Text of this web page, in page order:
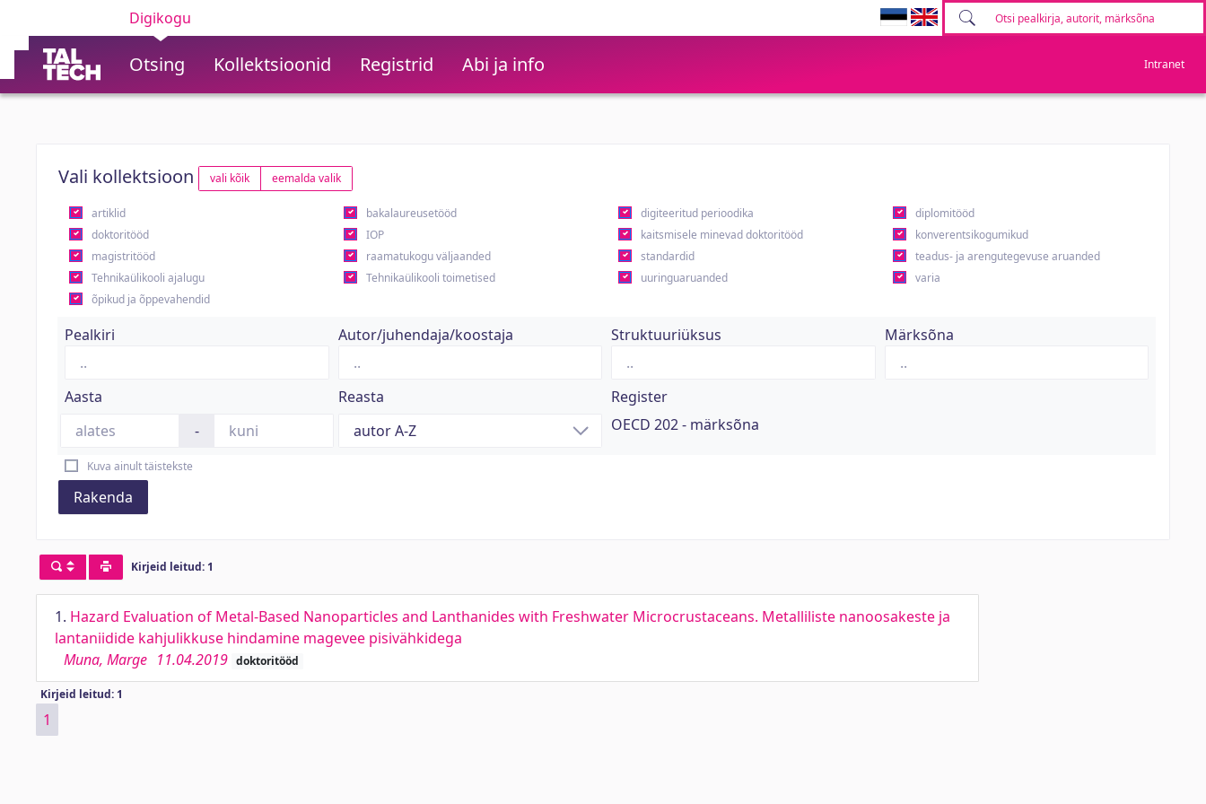
Digikogu
Otsing Kollektsioonid Registrid Abi ja info Intranet
Vali kollektsioon vali kõik eemalda valik
artiklid bakalaureusetööd digiteeritud perioodika
diplomitööd
doktoritööd
IOP kaitsmisele minevad doktoritööd
konverentsikogumikud
magistritööd
raamatukogu väljaanded standardid
teadus- ja arengutegevuse aruanded
Tehnikaülikooli ajalugu
Tehnikaülikooli toimetised uuringuaruanded
varia
õpikud ja õppevahendid
Pealkiri Autor/juhendaja/koostaja Struktuuriüksus Märksõna
Aasta
-
Reasta
Register
OECD 202 - märksõna
Kuva ainult täistekste
Rakenda
Kirjeid leitud: 1
1. Hazard Evaluation of Metal-Based Nanoparticles and Lanthanides with Freshwater Microcrustaceans. Metalliliste nanoosakeste ja
lantaniidide kahjulikkuse hindamine magevee pisivähkidega
Muna, Marge 11.04.2019 doktoritööd
Kirjeid leitud: 1
1